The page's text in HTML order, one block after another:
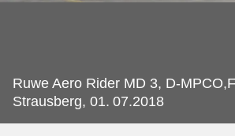
Ruwe Aero Rider MD 3, D-
Strausberg, 01. 07.2018